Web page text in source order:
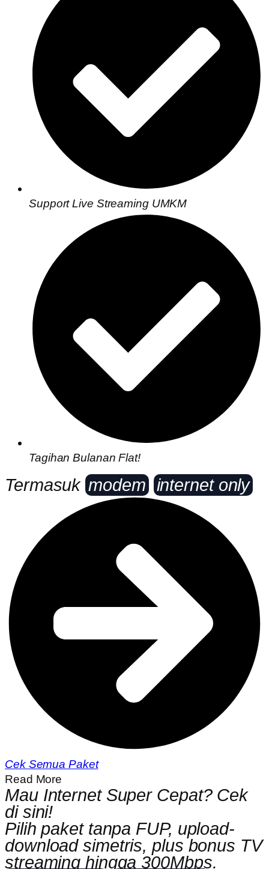
Support Live Streaming UMKM
Tagihan Bulanan Flat!
Termasukmodem internet only
Cek Semua Paket
Read More
Mau Internet Super Cepat? Cek
di sini!
Pilih paket tanpa FUP, upload-
download simetris, plus bonus TV
streaming hingga 300Mbps.